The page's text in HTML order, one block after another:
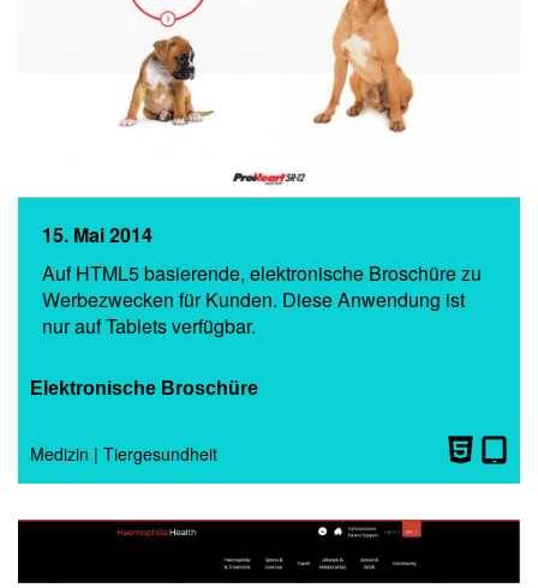
15. Mai 2014
Auf HTML5 basierende, elektronische Broschüre zu
Werbezwecken für Kunden. Diese Anwendung ist
nur auf Tablets verfügbar.
Elektronische Broschüre
Medizin | Tiergesundheit